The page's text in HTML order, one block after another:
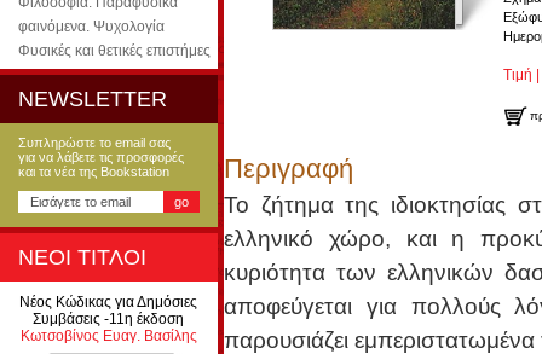
φαινόμενα. Ψυχολογία
Φυσικές και θετικές επιστήμες
NEWSLETTER
Συπληρώστε το email σας
για να λάβετε τις προσφορές
και τα νέα της Bookstation
ΝΕΟΙ ΤΙΤΛΟΙ
Νέος Κώδικας για Δημόσιες
Συμβάσεις -11η έκδοση
Κωτσοβίνος Ευαγ. Βασίλης
Τιμή
Περιγραφή
Το ζήτημα της ιδιοκτησίας
ελληνικό χώρο, και η
κυριότητα των ελληνικών
αποφεύγεται για πολλούς
παρουσιάζει